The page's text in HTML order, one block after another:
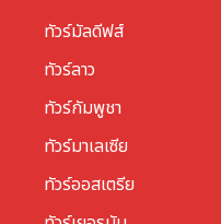
ทัวร์มัลดีฟส์
ทัวร์ลาว
ทัวร์กัมพูชา
ทัวร์มาเลเซีย
ทัวร์ออสเตรีย